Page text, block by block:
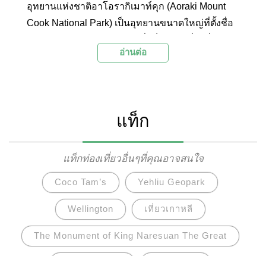
อุทยานแห่งชาติอาโอรากิเมาท์คุก (Aoraki Mount
Cook National Park) เป็นอุทยานขนาดใหญ่ที่ตั้งชื่อ
ประเทศนิวซีแลนด์ อุทยานแห่งนี้มีทิวทัศน์ทาง
เที่ยวยังอุทยานแห่งชาติอาโอรากิเมาท์คุกคือการชม
ธารน้ำแข็งและทุ่งหิมะอันกว้างใหญ่ และหากใคร
ต้องการพักค้างแรมเพื่อดูดาว ทางอุทยานก็มีบ้านพัก
ไว้บริการด้วยเช่นกัน ที่นี่จึงเป็นอีกหนึ่งสถานที่ท่อง
เที่ยวยอดนิยมของเกาะใต้ที่ไม่ควรพลาด
อ่านต่อ
แท็ก
แท็กท่องเที่ยวอื่นๆที่คุณอาจสนใจ
Coco Tam’s Yehliu Geopark
Wellington เที่ยวเกาหลี
The Monument of King Naresuan The Great